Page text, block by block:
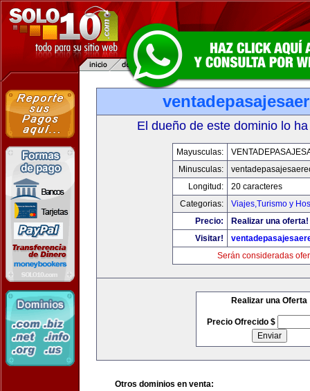
El dueño de este dominio lo
Mayusculas:
Minusculas:
Longitud:
20 caracteres
Categorias:
Viajes,Turismo y
Precio:
Realizar una oferta!
Visitar!
Serán consideradas
Realizar una Oferta
Precio Ofrecido $
Otros dominios en venta: